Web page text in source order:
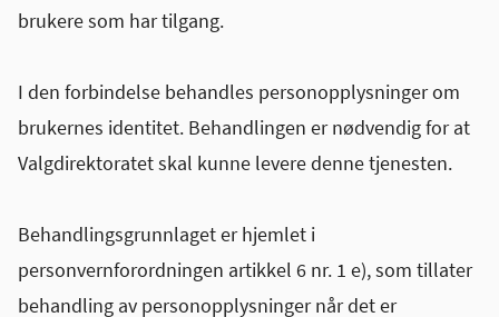
brukere som har tilgang.
I den forbindelse behandles personopplysninger om
brukernes identitet. Behandlingen er nødvendig for at
Valgdirektoratet skal kunne levere denne tjenesten.
Behandlingsgrunnlaget er hjemlet i
personvernforordningen artikkel 6 nr. 1 e), som tillater
behandling av personopplysninger når det er